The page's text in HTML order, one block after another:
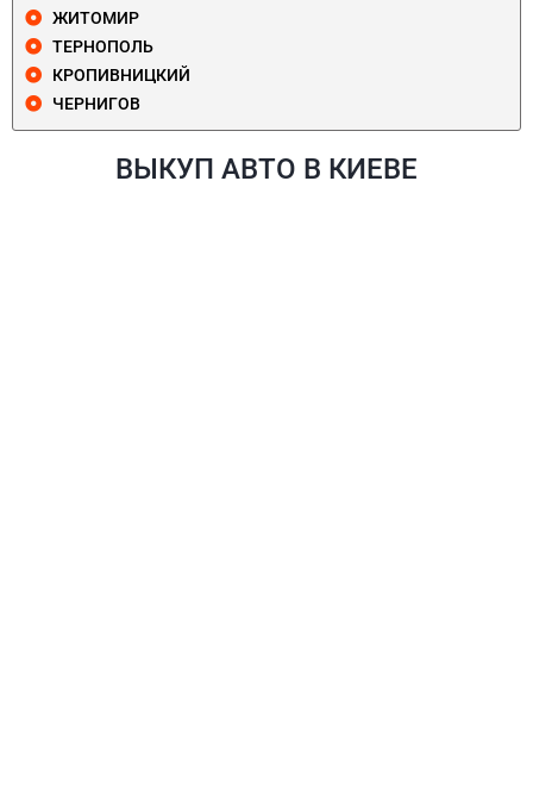
ЖИТОМИР
ТЕРНОПОЛЬ
КРОПИВНИЦКИЙ
ЧЕРНИГОВ
ВЫКУП АВТО В КИЕВЕ